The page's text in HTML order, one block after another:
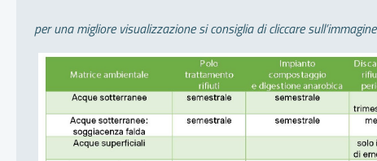
per una migliore visualizzazione si consiglia di cliccare sull’immagine